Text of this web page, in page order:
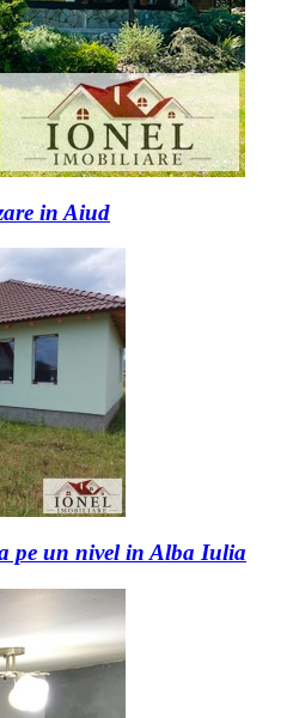
in Aiud
pe un nivel in Alba Iulia